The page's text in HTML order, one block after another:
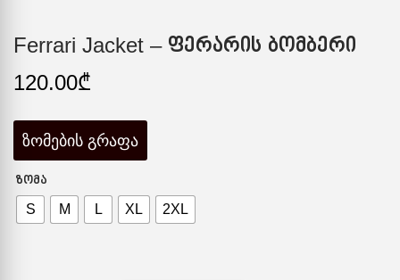
Ferrari Jacket – ფერარის ბომბერი
120.00₾
ზომების გრაფა
ᲖᲝᲛᲐ
S M L XL 2XL